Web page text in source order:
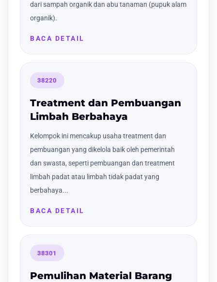
dari sampah organik dan abu tanaman (pupuk alam
organik).
BACA DETAIL
38220
Treatment dan Pembuangan
Limbah Berbahaya
Kelompok ini mencakup usaha treatment dan
pembuangan yang dikelola baik oleh pemerintah
dan swasta, seperti pembuangan dan treatment
limbah padat atau limbah tidak padat yang
berbahaya...
BACA DETAIL
38301
Pemulihan Material Barang